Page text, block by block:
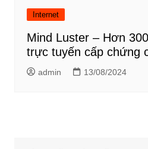
Internet
Mind Luster – Hơn
trực tuyến cấp chứng
admin 13/08/2024